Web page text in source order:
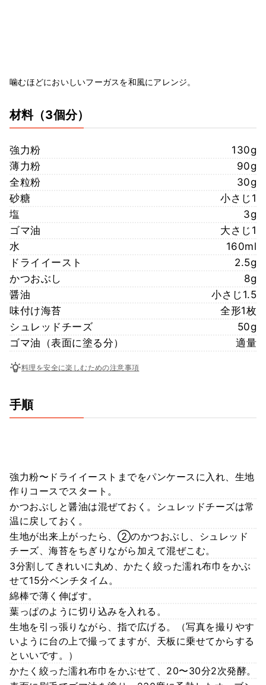
噛むほどにおいしいフーガスを和風にアレンジ。
材料（3個分）
強力粉
130g
薄力粉
90g
全粒粉
30g
砂糖
小さじ1
塩
3g
ゴマ油
大さじ1
水
160ml
ドライイースト
2.5g
かつおぶし
8g
醤油
小さじ1.5
味付け海苔
全形1枚
シュレッドチーズ
50g
ゴマ油（表面に塗る分）
適量
料理を安全に楽しむための注意事項
手順
強力粉〜ドライイーストまでをパンケースに入れ、生地
作りコースでスタート。
かつおぶしと醤油は混ぜておく。シュレッドチーズは常
温に戻しておく。
生地が出来上がったら、②のかつおぶし、シュレッド
チーズ、海苔をちぎりながら加えて混ぜこむ。
3分割してきれいに丸め、かたく絞った濡れ布巾をかぶ
せて15分ベンチタイム。
綿棒で薄く伸ばす。
葉っぱのように切り込みを入れる。
生地を引っ張りながら、指で広げる。（写真を撮りやす
いように台の上で撮ってますが、天板に乗せてからする
といいです。）
かたく絞った濡れ布巾をかぶせて、20〜30分2次発酵。